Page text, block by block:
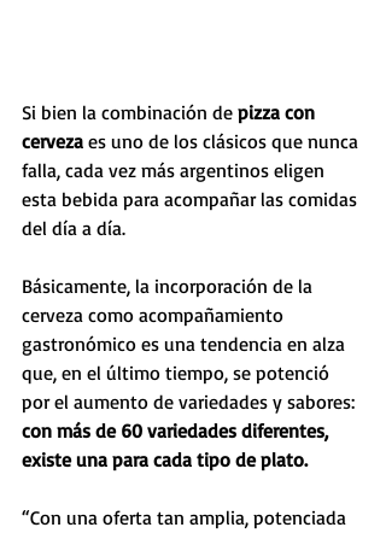
Si bien la combinación de pizza con
cerveza es uno de los clásicos que nunca
falla, cada vez más argentinos eligen
esta bebida para acompañar las comidas
del día a día.
Básicamente, la incorporación de la
cerveza como acompañamiento
gastronómico es una tendencia en alza
que, en el último tiempo, se potenció
por el aumento de variedades y sabores:
con más de 60 variedades diferentes,
existe una para cada tipo de plato.
“Con una oferta tan amplia, potenciada